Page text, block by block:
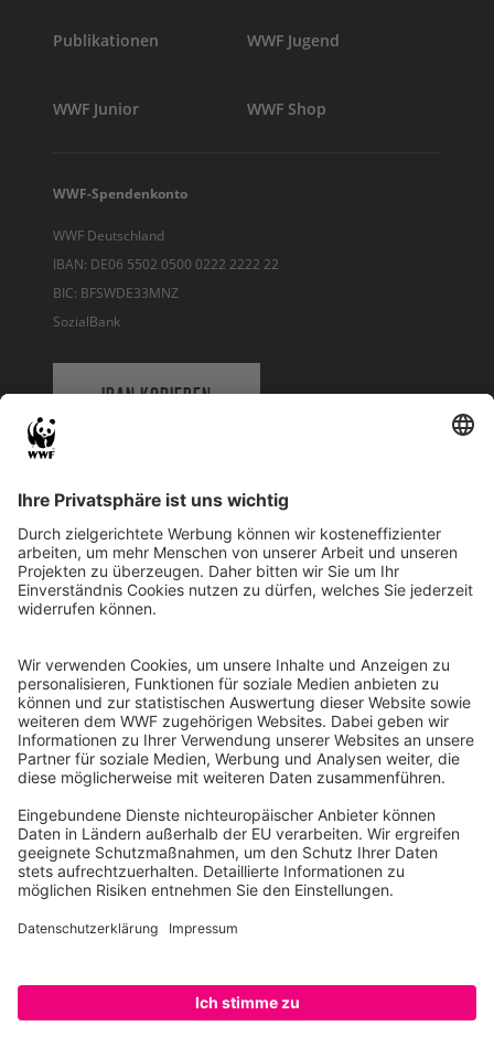
Publikationen WWF Jugend
WWF Junior WWF Shop
WWF-Spendenkonto
WWF Deutschland
IBAN: DE06 5502 0500 0222 2222 22
BIC: BFSWDE33MNZ
SozialBank
IBAN KOPIEREN
WWF Deutschland
Reinhardtstr. 18
10117 Berlin
Ihre Spende kann steuerlich geltend gemacht werden
Registriert als Stiftung WWF Deutschland, Senatsverwaltung für
Justiz Berlin, Az: 3416/976/2
Umsatzsteuer-Identifikationsnummer: DE 114236103
Freistellungsbescheid: Als gemeinnützige Körperschaft befreit
von der Körperschaftssteuer gem. §5 I 9 KStg. unter der
Steuernummer 27/641/09321